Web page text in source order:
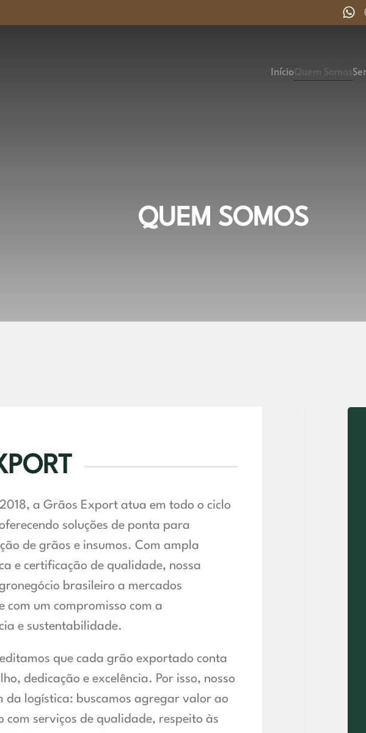
InícioQuem Somos
QUEM SOMOS
a Grãos Export atua em todo o ciclo
soluções de ponta para
de grãos e insumos. Com ampla
e certificação de qualidade, nossa
brasileiro a mercados
com um compromisso com a
e sustentabilidade.
que cada grão exportado conta
dedicação e excelência. Por isso, nosso
da logística: buscamos agregar valor ao
com serviços de qualidade, respeito às